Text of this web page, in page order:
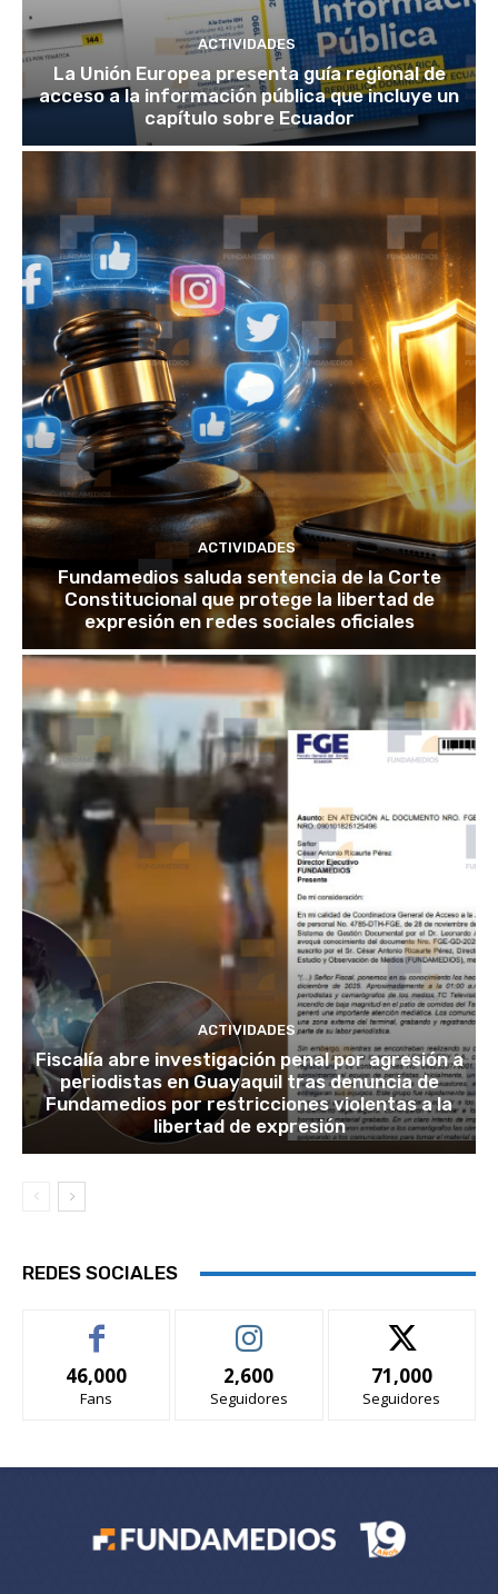
ACTIVIDADES
La Unión Europea presenta guía regional de
acceso a la información pública que incluye un
capítulo sobre Ecuador
ACTIVIDADES
Fundamedios saluda sentencia de la Corte
Constitucional que protege la libertad de
expresión en redes sociales oficiales
ACTIVIDADES
Fiscalía abre investigación penal por agresión a
periodistas en Guayaquil tras denuncia de
Fundamedios por restricciones violentas a la
libertad de expresión
REDES SOCIALES
46,000
Fans
2,600
Seguidores
71,000
Seguidores